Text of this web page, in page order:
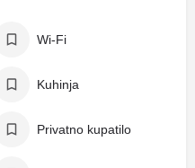
Wi-Fi
Kuhinja
Privatno kupatilo